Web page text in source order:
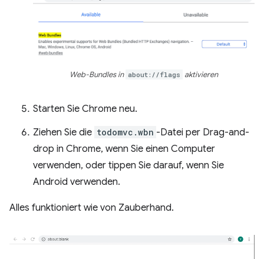
Web-Bundles in about://flags aktivieren
Starten Sie Chrome neu.
Ziehen Sie die todomvc.wbn -Datei per Drag-and-
drop in Chrome, wenn Sie einen Computer
verwenden, oder tippen Sie darauf, wenn Sie
Android verwenden.
Alles funktioniert wie von Zauberhand.